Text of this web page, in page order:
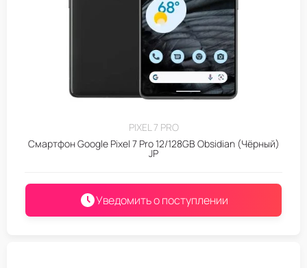
PIXEL 7 PRO
Смартфон Google Pixel 7 Pro 12/128GB Obsidian (Чёрный)
JP
Уведомить о поступлении